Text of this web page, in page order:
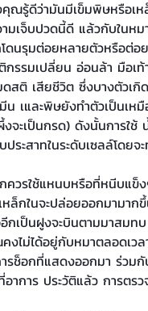
มเจ็บปวดนี้ดี แล้วกับในห
ดนรุมต่อยหลายตัวหรือต่
ติ เสียชีวิต ซึ่งบางตัวเกิ
น เและพิษยังทำตัวเป็นเ
ะเป็นกรด) ดังนั้นการใ
ระสาทในระดับเซลล์โดย
ล็กในจะปล่อยออกมามา
กเป็นฝูงจะบินตามมาสมทบ
ช็อกที่แสดงออกมา ร่วม
าการ ประวัติแล้ว การต